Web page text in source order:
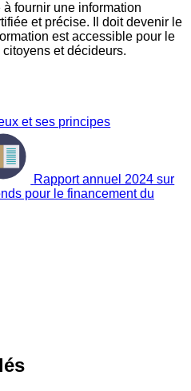
à fournir une information
et précise. Il doit devenir le
est accessible pour le
et décideurs.
et ses principes
Rapport annuel 2024 sur
pour le financement du